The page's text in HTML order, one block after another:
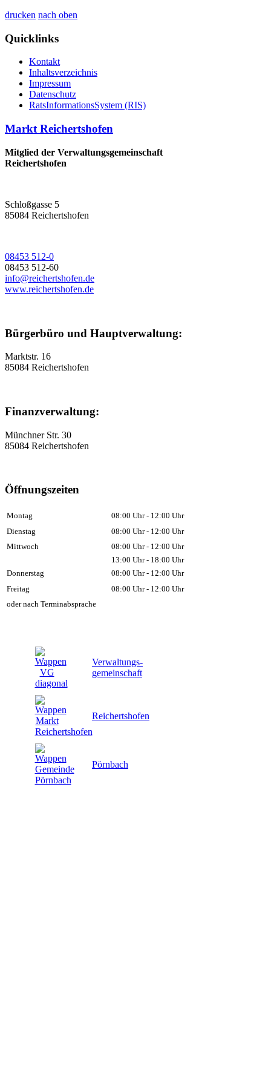
drucken nach oben
Quicklinks
Kontakt
Inhaltsverzeichnis
Impressum
Datenschutz
RatsInformationsSystem (RIS)
Markt Reichertshofen
Mitglied der Verwaltungsgemeinschaft
Reichertshofen
Schloßgasse 5
85084 Reichertshofen
08453 512-0
08453 512-60
info@reichertshofen.de
www.reichertshofen.de
Bürgerbüro und Hauptverwaltung:
Marktstr. 16
85084 Reichertshofen
Finanzverwaltung:
Münchner Str. 30
85084 Reichertshofen
Öffnungszeiten
Montag
08:00 Uhr - 12:00 Uhr
Dienstag
08:00 Uhr - 12:00 Uhr
Mittwoch
08:00 Uhr - 12:00 Uhr
13:00 Uhr - 18:00 Uhr
Donnerstag
08:00 Uhr - 12:00 Uhr
Freitag
08:00 Uhr - 12:00 Uhr
oder nach Terminabsprache
Verwaltungs-
gemeinschaft
Reichertshofen
Pörnbach